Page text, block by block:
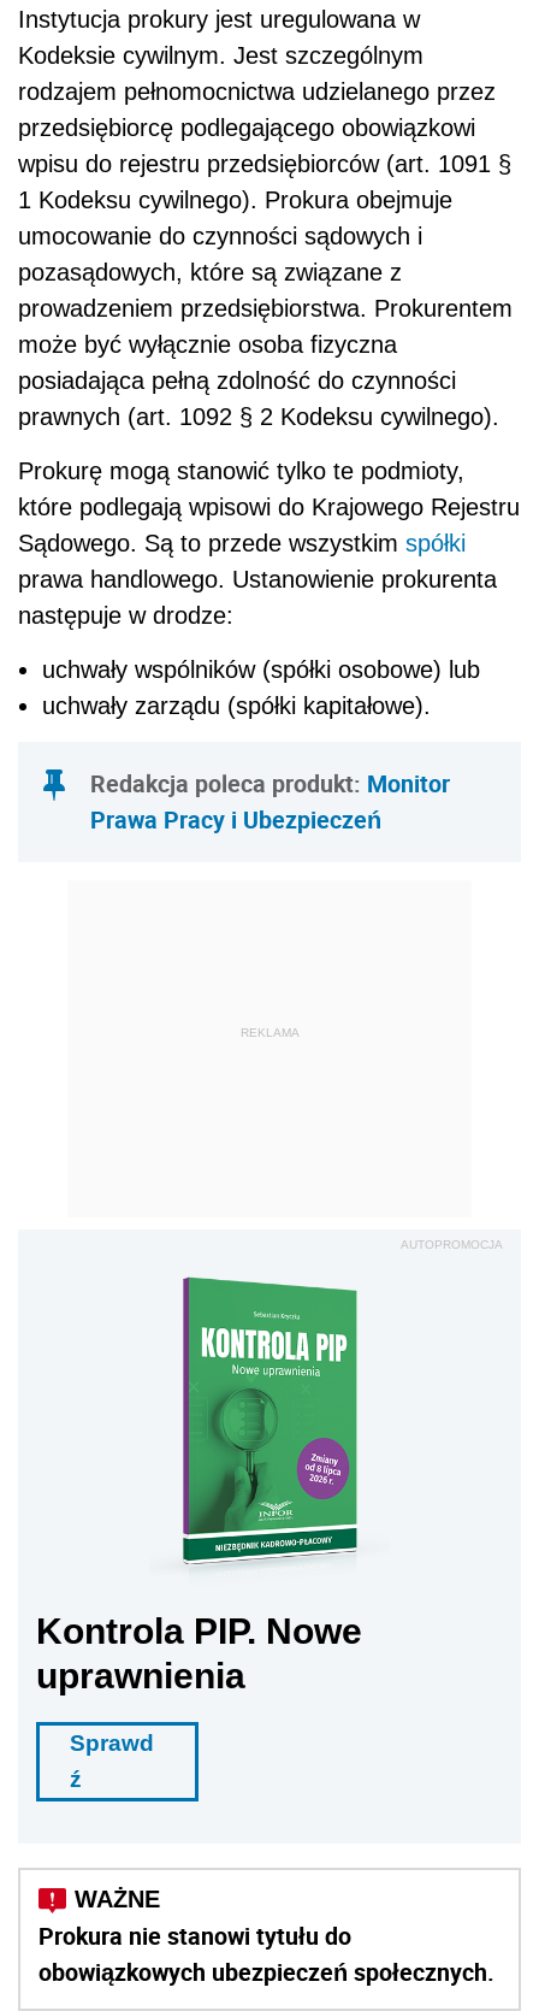
Instytucja prokury jest uregulowana w
Kodeksie cywilnym. Jest szczególnym
rodzajem pełnomocnictwa udzielanego przez
przedsiębiorcę podlegającego obowiązkowi
wpisu do rejestru przedsiębiorców (art. 1091 §
1 Kodeksu cywilnego). Prokura obejmuje
umocowanie do czynności sądowych i
pozasądowych, które są związane z
prowadzeniem przedsiębiorstwa. Prokurentem
może być wyłącznie osoba fizyczna
posiadająca pełną zdolność do czynności
prawnych (art. 1092 § 2 Kodeksu cywilnego).
Prokurę mogą stanowić tylko te podmioty,
które podlegają wpisowi do Krajowego Rejestru
Sądowego. Są to przede wszystkim spółki
prawa handlowego. Ustanowienie prokurenta
następuje w drodze:
uchwały wspólników (spółki osobowe) lub
uchwały zarządu (spółki kapitałowe).
Redakcja poleca produkt: Monitor
Prawa Pracy i Ubezpieczeń
REKLAMA
AUTOPROMOCJA
Kontrola PIP. Nowe
uprawnienia
Sprawd
ź
Prokura nie stanowi tytułu do
obowiązkowych ubezpieczeń społecznych.